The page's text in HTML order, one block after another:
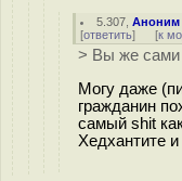
5.307 ,Аноним
[ответить] [к
> Вы же сами
Могу даже
гражданин
самый shit
Хедхантите